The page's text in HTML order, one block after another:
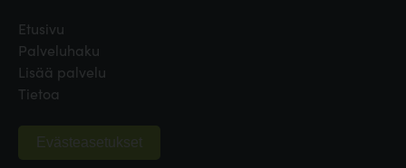
Etusivu
Palveluhaku
Lisää palvelu
Tietoa
Evästeasetukset